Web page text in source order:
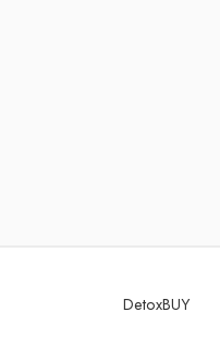
DetoxBUY